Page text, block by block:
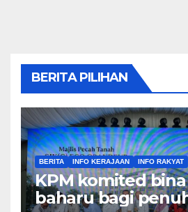
BERITA PILIHAN
BERITA INFO KERAJAAN INFO RAKYAT
KPM komited
baharu bagi